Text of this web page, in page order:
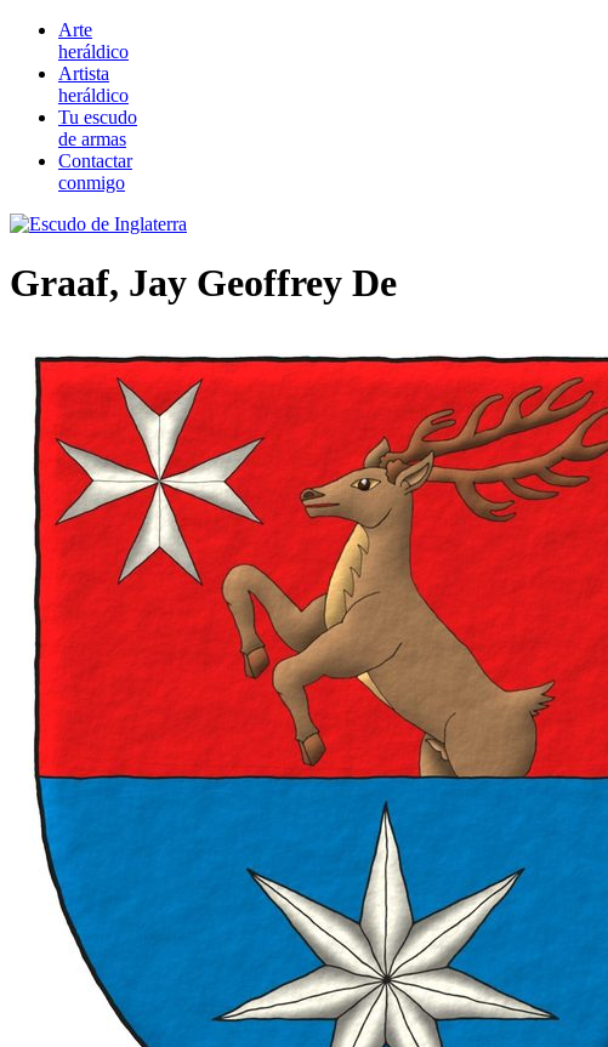
Arte
heráldico
Artista
heráldico
Tu escudo
de armas
Contactar
conmigo
Graaf, Jay Geoffrey De